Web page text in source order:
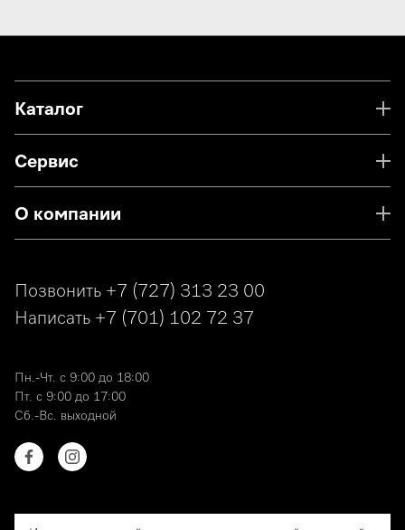
Каталог
Сервис
О компании
Позвонить +7 (727) 313 23 00
Написать +7 (701) 102 72 37
Пн.-Чт. с 9:00 до 18:00
Пт. с 9:00 до 17:00
Сб.-Вс. выходной